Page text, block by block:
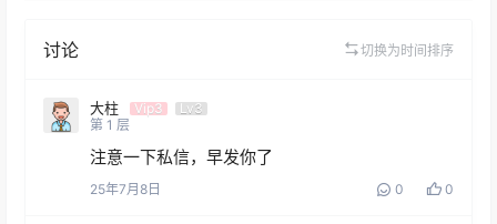
讨论 切换为时间排序
大柱 Vip3
Lv3
第 1 层
注意一下私信，早发你了
25年7月8日 0 0